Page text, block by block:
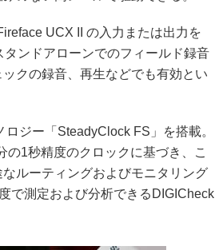
UCX II の入力または出力を
ンドアローンでのフィールド録音
クの録音、再生などでも有効とい
ジー「SteadyClock FS」を搭載。
1秒精度のクロックに基づき、こ
ルーティングおよびモニタリング
で測定および分析できるDIGICheck